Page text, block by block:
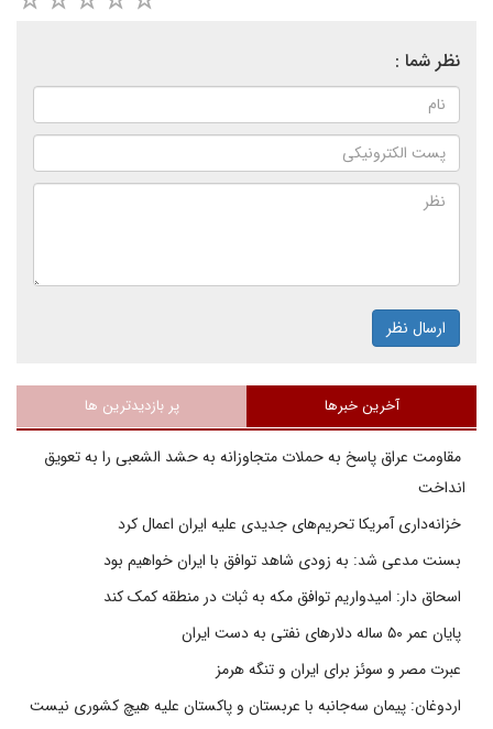
نظر شما :
ارسال نظر
آخرین خبرها پر بازدیدترین ها
مقاومت عراق پاسخ به حملات متجاوزانه به حشد الشعبی را به تعویق
انداخت
خزانه‌داری آمریکا تحریم‌های جدیدی علیه ایران اعمال کرد
بسنت مدعی شد: به زودی شاهد توافق با ایران خواهیم بود
اسحاق دار: امیدواریم توافق مکه به ثبات در منطقه کمک کند
پایان عمر ۵۰ ساله دلارهای نفتی به دست ایران
عبرت مصر و سوئز برای ایران و تنگه هرمز
اردوغان: پیمان سه‌جانبه با عربستان و پاکستان علیه هیچ کشوری نیست